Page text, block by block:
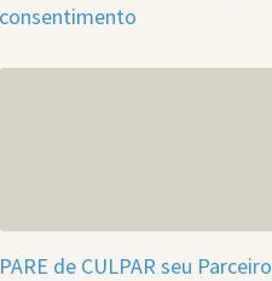
consentimento
PARE de CULPAR seu Parceiro